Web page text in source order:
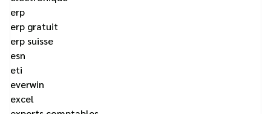
erp
erp gratuit
erp suisse
esn
eti
everwin
excel